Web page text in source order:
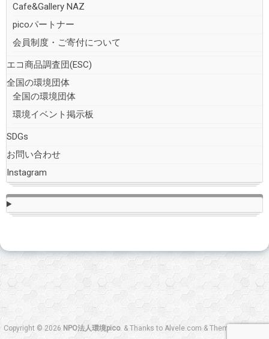
Cafe&Gallery NAZ
picoパートナー
会員制度・ご寄付について
エコ商品調査団(ESC)
全国の環境団体
全国の環境団体
環境イベント掲示板
SDGs
お問い合わせ
Instagram
Copyright © 2026 NPO法人環境pico. & Thanks to Alvele.com & Theme designed